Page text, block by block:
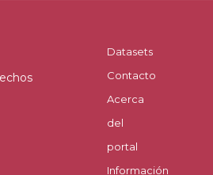
Datasets
Contacto
Acerca
del
portal
Información